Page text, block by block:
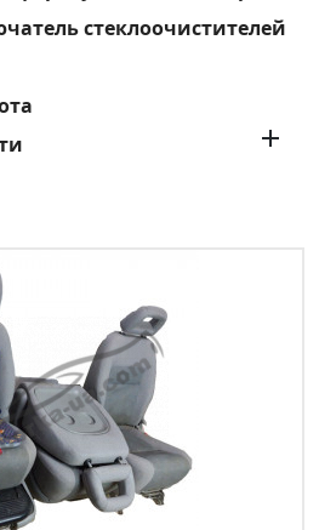
стеклоочистителей
